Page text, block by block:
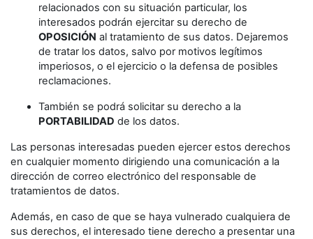
relacionados con su situación particular, los
interesados podrán ejercitar su derecho de
OPOSICIÓN al tratamiento de sus datos. Dejaremos
de tratar los datos, salvo por motivos legítimos
imperiosos, o el ejercicio o la defensa de posibles
reclamaciones.
También se podrá solicitar su derecho a la
PORTABILIDAD de los datos.
Las personas interesadas pueden ejercer estos derechos
en cualquier momento dirigiendo una comunicación a la
dirección de correo electrónico del responsable de
tratamientos de datos.
Además, en caso de que se haya vulnerado cualquiera de
sus derechos, el interesado tiene derecho a presentar una